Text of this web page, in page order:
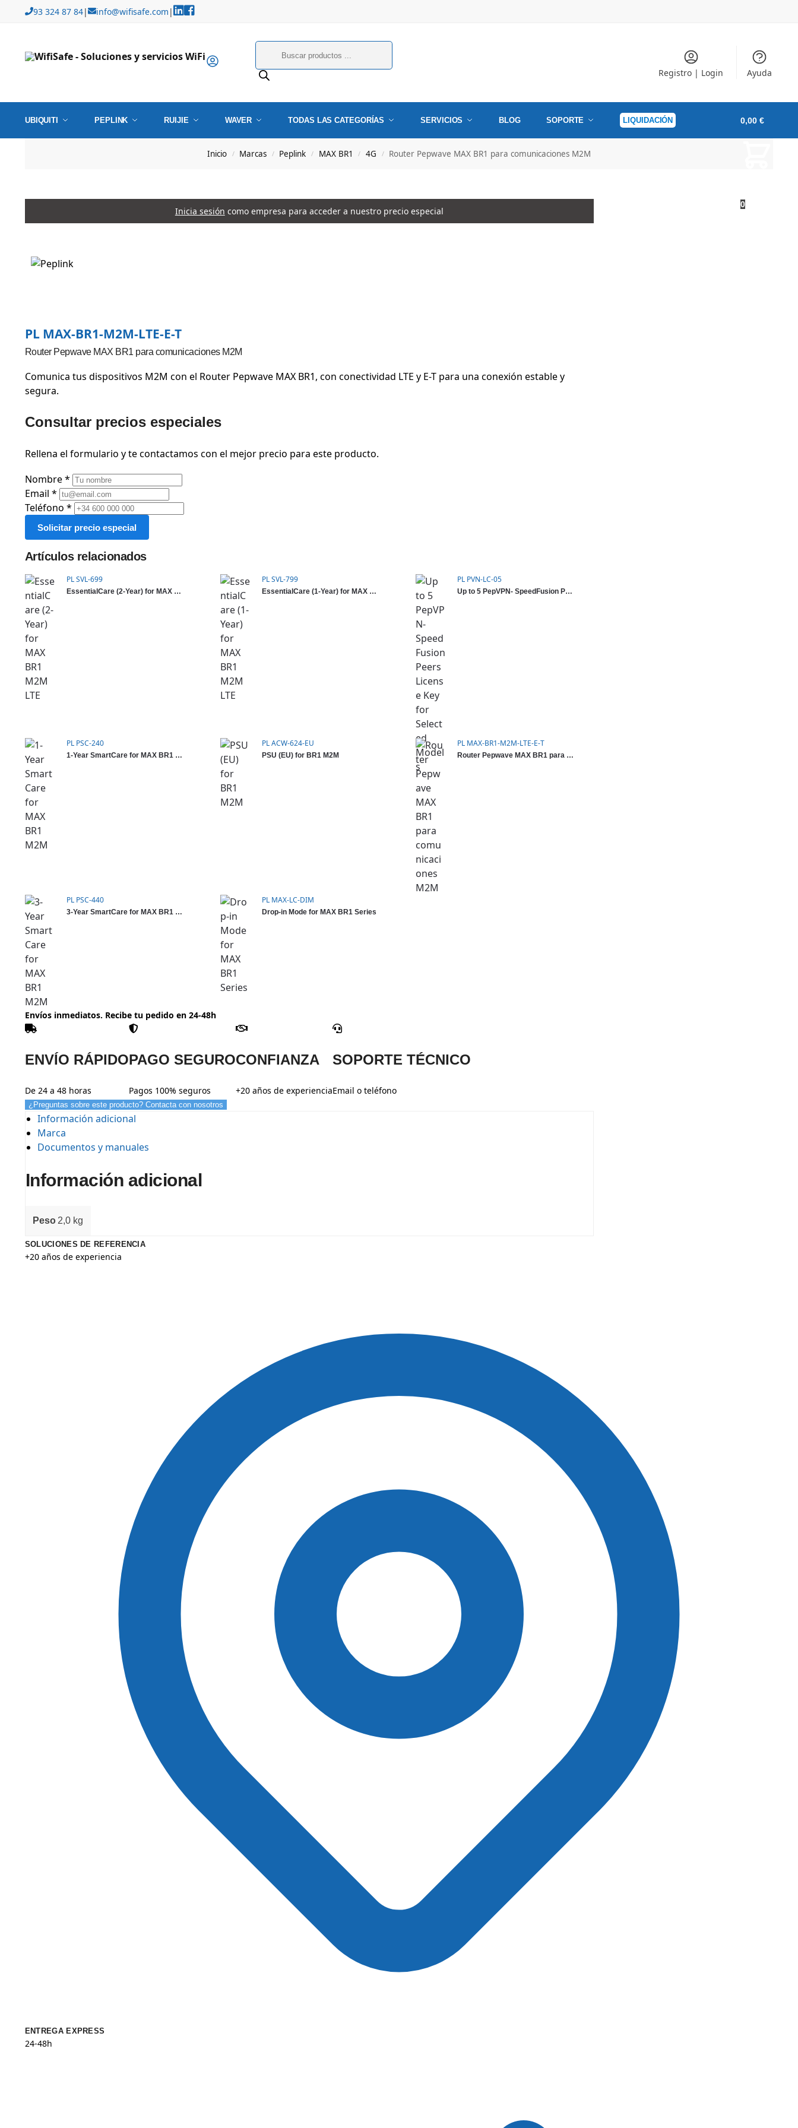
93 324 87 84| info@wifisafe.com |
Registro | Login Ayuda
UBIQUITI PEPLINK RUIJIE WAVER TODAS LAS CATEGORÍAS SERVICIOS BLOG SOPORTE LIQUIDACIÓN 0,00 €
0
Inicio / Marcas / Peplink / MAX BR1 / 4G / Router Pepwave MAX BR1 para comunicaciones M2M
Inicia sesión como empresa para acceder a nuestro precio especial
PL MAX-BR1-M2M-LTE-E-T
Router Pepwave MAX BR1 para comunicaciones M2M
Comunica tus dispositivos M2M con el Router Pepwave MAX BR1, con conectividad LTE y E-T para una conexión estable y
segura.
Consultar precios especiales
Rellena el formulario y te contactamos con el mejor precio para este producto.
Nombre *
Email *
Teléfono *
Solicitar precio especial
Artículos relacionados
PL SVL-699
EssentialCare (2-Year) for MAX BR1 M2M LTE
PL SVL-799
EssentialCare (1-Year) for MAX BR1 M2M LTE
PL PVN-LC-05
Up to 5 PepVPN- SpeedFusion Peers License Key for Selected Models
PL PSC-240
1-Year SmartCare for MAX BR1 M2M
PL ACW-624-EU
PSU (EU) for BR1 M2M
PL MAX-BR1-M2M-LTE-E-T
Router Pepwave MAX BR1 para comunicaciones M2M
PL PSC-440
3-Year SmartCare for MAX BR1 M2M
PL MAX-LC-DIM
Drop-in Mode for MAX BR1 Series
Envíos inmediatos. Recibe tu pedido en 24-48h
ENVÍO RÁPIDO
De 24 a 48 horas
PAGO SEGURO
Pagos 100% seguros
CONFIANZA
+20 años de experiencia
SOPORTE TÉCNICO
Email o teléfono
¿Preguntas sobre este producto? Contacta con nosotros
Información adicional
Marca
Documentos y manuales
Información adicional
Peso 2,0 kg
SOLUCIONES DE REFERENCIA
+20 años de experiencia
ENTREGA EXPRESS
24-48h